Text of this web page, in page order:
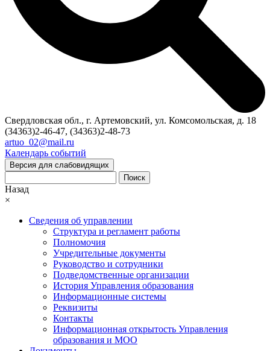
Свердловская обл., г. Артемовский, ул. Комсомольская, д. 18
(34363)2-46-47, (34363)2-48-73
artuo_02@mail.ru
Календарь событий
Версия для слабовидящих
Поиск
Назад
×
Сведения об управлении
Структура и регламент работы
Полномочия
Учредительные документы
Руководство и сотрудники
Подведомственные организации
История Управления образования
Информационные системы
Реквизиты
Контакты
Информационная открытость Управления
образования и МОО